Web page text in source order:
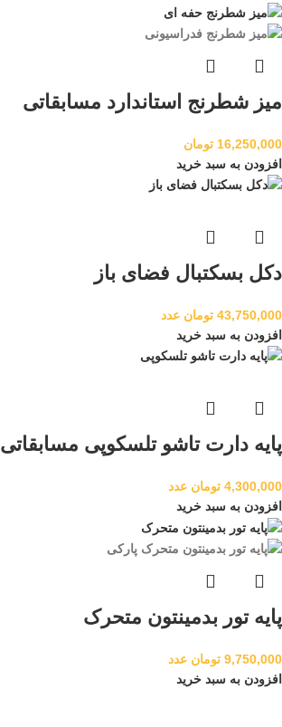
میز شطرنج استاندارد مسابقاتی
16,250,000 تومان
افزودن به سبد خرید
دکل بسکتبال فضای باز
43,750,000 تومان عدد
افزودن به سبد خرید
پایه دارت تاشو تلسکوپی مسابقاتی
4,300,000 تومان عدد
افزودن به سبد خرید
پایه تور بدمینتون متحرک
9,750,000 تومان عدد
افزودن به سبد خرید